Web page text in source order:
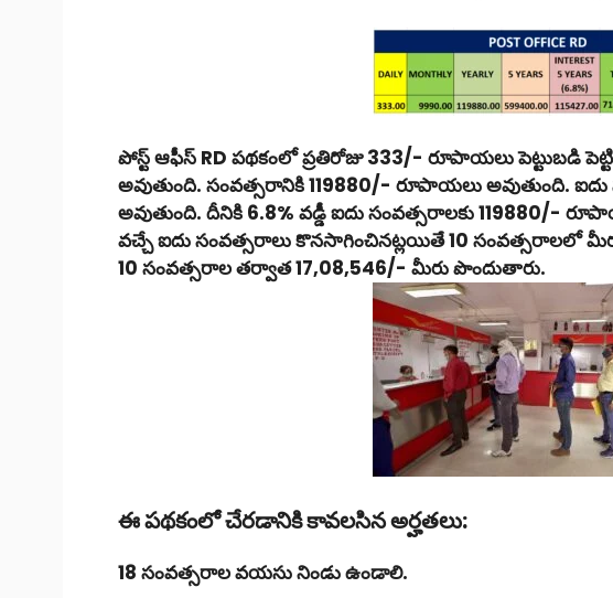
పోస్ట్ ఆఫీస్ RD పథకంలో ప్రతిరోజు 333/- రూపాయలు పెట్టుబడి
అవుతుంది. సంవత్సరానికి 119880/- రూపాయలు అవుతుంది.
అవుతుంది. దీనికి 6.8% వడ్డీ ఐదు సంవత్సరాలకు 119880/-
వచ్చే ఐదు సంవత్సరాలు కొనసాగించినట్లయితే 10 సంవత్సరాలలో మీరు
10 సంవత్సరాల తర్వాత 17,08,546/- మీరు పొందుతారు.
ఈ పథకంలో చేరడానికి కావలసిన అర్హతలు:
18 సంవత్సరాల వయసు నిండు ఉండాలి.